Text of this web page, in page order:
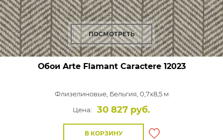
ПОСМОТРЕТЬ
Обои Arte Flamant Caractere12023
Флизелиновые, Бельгия, 0,7x8,5 м
Цена:
30 827 руб.
В КОРЗИНУ